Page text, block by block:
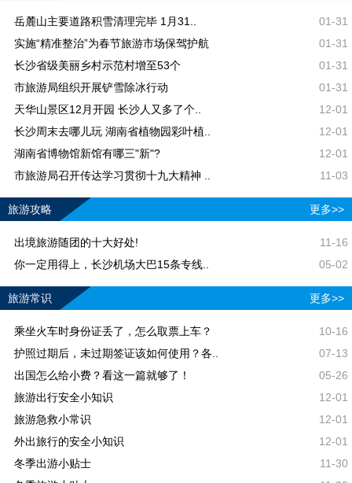
岳麓山主要道路积雪清理完毕 1月31..
01-31
实施“精准整治”为春节旅游市场保驾护航
01-31
长沙省级美丽乡村示范村增至53个
01-31
市旅游局组织开展铲雪除冰行动
01-31
天华山景区12月开园 长沙人又多了个..
12-01
长沙周末去哪儿玩 湖南省植物园彩叶植..
12-01
湖南省博物馆新馆有哪三"新"?
12-01
市旅游局召开传达学习贯彻十九大精神 ..
11-03
旅游攻略 更多>>
出境旅游随团的十大好处!
11-16
你一定用得上，长沙机场大巴15条专线..
05-02
旅游常识 更多>>
乘坐火车时身份证丢了，怎么取票上车？
10-16
护照过期后，未过期签证该如何使用？各..
07-13
出国怎么给小费？看这一篇就够了！
05-26
旅游出行安全小知识
12-01
旅游急救小常识
12-01
外出旅行的安全小知识
12-01
冬季出游小贴士
11-30